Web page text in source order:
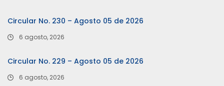
Circular No. 230 – Agosto 05 de 2026
6 agosto, 2026
Circular No. 229 – Agosto 05 de 2026
6 agosto, 2026